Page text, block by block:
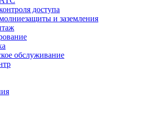
доступа
и заземления
обслуживание